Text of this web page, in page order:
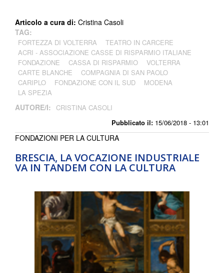
Pubblicato il: 15/06/2018 - 13:01
Articolo a cura di: Cristina Casoli
TAG:
FORTEZZA DI VOLTERRA
TEATRO IN CARCERE
ACRI - ASSOCIAZIONE CASSE DI RISPARMIO ITALIANE
FONDAZIONE
CASSA DI RISPARMIO
VOLTERRA
CARTE BLANCHE
COMPAGNIA DI SAN PAOLO
CARIPLO
FONDAZIONE CON IL SUD
MODENA
LA SPEZIA
AUTORE/I: CRISTINA CASOLI
BRESCIA, LA VOCAZIONE INDUSTRIALE
VA IN TANDEM CON LA CULTURA
FONDAZIONI PER LA CULTURA